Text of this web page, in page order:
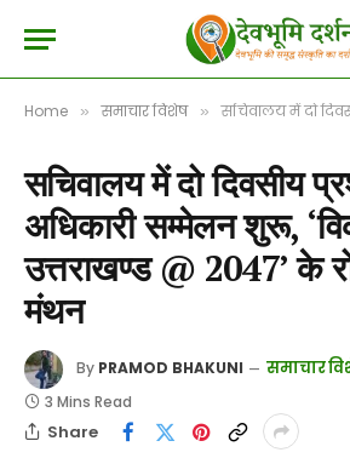
Home » समाचार विशेष » सचिवालय में दो दिवसीय प्रशासनिक अधिकारी
सचिवालय में दो दिवसीय
अधिकारी सम्मेलन शुरू,
उत्तराखण्ड @ 2047’ के
मंथन
By PRAMOD BHAKUNI समाचार
3 Mins Read
Share